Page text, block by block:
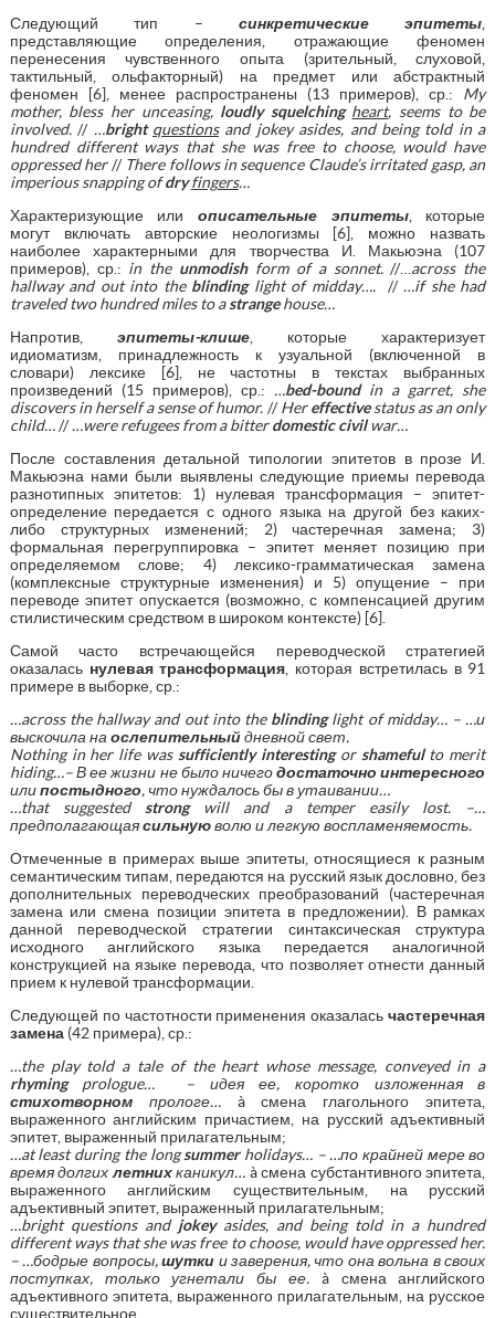
Следующий тип – синкретические эпитеты
представляющие определения, отражающие феномен
перенесения чувственного опыта (зрительный, слуховой,
тактильный, ольфакторный) на предмет или абстрактный
феномен [6], менее распространены (13 примеров), ср.: My
mother, bless her unceasing, loudly squelching heart, seems to be
involved. //…bright questionsand jokey asides, and being told in a
hundred different ways that she was free to choose, would have
oppressed her //There follows in sequence Claude’s irritated gasp, an
imperious snapping ofdry fingers…
Характеризующие или описательные эпитеты, которые
могут включать авторские неологизмы [6], можно назвать
наиболее характерными для творчества И. Макьюэна (107
примеров), ср.: in the unmodishform of a sonnet. //… across the
hallway and out into the blindinglight of midday…. //…if she had
traveled two hundred miles to astrangehouse…
Напротив, эпитеты-клише, которые характеризует
идиоматизм, принадлежность к узуальной (включенной в
словари) лексике [6], не частотны в текстах выбранных
произведений (15 примеров), ср.: …bed-boundin a garret, she
discovers in herself a sense of humor. //Hereffectivestatus as an only
child… //…were refugees from a bitterdomestic civilwar…
После составления детальной типологии эпитетов в прозе И.
Макьюэна нами были выявлены следующие приемы перевода
разнотипных эпитетов: 1) нулевая трансформация – эпитет-
определение передается с одного языка на другой без каких-
либо структурных изменений; 2) частеречная замена; 3)
формальная перегруппировка – эпитет меняет позицию при
определяемом слове; 4) лексико-грамматическая замена
(комплексные структурные изменения) и 5) опущение – при
переводе эпитет опускается (возможно, с компенсацией другим
стилистическим средством в широком контексте) [6].
Самой часто встречающейся переводческой стратегией
оказалась нулевая трансформация , которая встретилась в 91
примере в выборке, ср.:
…across the hallway and out into the blindinglight of midday… – …и
выскочила на ослепительный дневной свет.
Nothing in her life was sufficiently interestingor shamefulto merit
hiding…–В ее жизни не было ничегодостаточно интересного
илипостыдного, что нуждалось бы в утаивании…
…that suggested strongwill and a temper easily lost. –…
предполагающая сильную волю и легкую воспламеняемость.
Отмеченные в примерах выше эпитеты, относящиеся к разным
семантическим типам, передаются на русский язык дословно, без
дополнительных переводческих преобразований (частеречная
замена или смена позиции эпитета в предложении). В рамках
данной переводческой стратегии синтаксическая структура
исходного английского языка передается аналогичной
конструкцией на языке перевода, что позволяет отнести данный
прием к нулевой трансформации.
Следующей по частотности применения оказаласьчастеречная
замена(42 примера), ср.:
…the play told a tale of the heart whose message, conveyed in a
rhymingprologue…
– идея ее, коротко изложенная в
стихотворномпрологе… à смена глагольного эпитета,
выраженного английским причастием, на русский адъективный
эпитет, выраженный прилагательным;
…at least during the long summer holidays… – …по крайней мере во
время долгихлетнихканикул… à смена субстантивного эпитета,
выраженного английским существительным, на русский
адъективный эпитет, выраженный прилагательным;
…bright questions and jokeyasides, and being told in a hundred
different ways that she was free to choose, would have oppressed her.
– …бодрые вопросы,шутки и заверения, что она вольна в своих
поступках, только угнетали бы ее. à смена английского
адъективного эпитета, выраженного прилагательным, на русское
существительное.